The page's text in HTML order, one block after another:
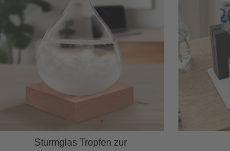
Sturmglas Tropfen zur